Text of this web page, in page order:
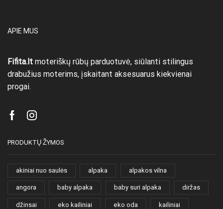
APIE MUS
Fifita.lt moteriškų rūbų parduotuvė, siūlanti stilingus
drabužius moterims, įskaitant aksesuarus kiekvienai
progai.
FacebookInstagram
PRODUKTŲ ŽYMOS
akiniai nuo saulės alpaka alpakos vilna
angora baby alpaka baby suri alpaka diržas
džinsai eko kailiniai eko oda kailiniai